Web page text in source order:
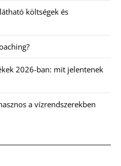
költségek és
2026-ban: mit jelentenek
a vízrendszerekben